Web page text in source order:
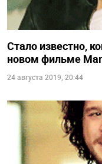
Стало известно,
новом фильме
24 августа 2019, 20:44